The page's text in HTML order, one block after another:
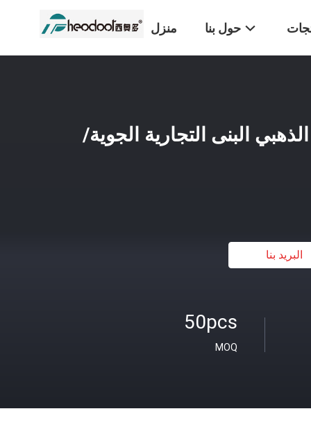
منزل حول بنا
البنى التجارية الجوية/
البريد بنا
50pcs
MOQ